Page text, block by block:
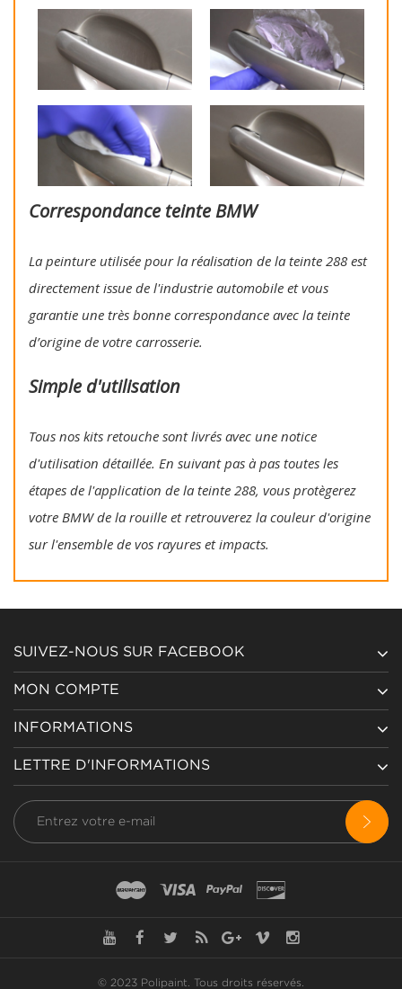
Correspondance teinte BMW
La peinture utilisée pour la réalisation de la teinte 288 est
directement issue de l'industrie automobile et vous
garantie une très bonne correspondance avec la teinte
d’origine de votre carrosserie.
Simple d'utilisation
Tous nos kits retouche sont livrés avec une notice
d'utilisation détaillée. En suivant pas à pas toutes les
étapes de l'application de la teinte 288, vous protègerez
votre BMW de la rouille et retrouverez la couleur d'origine
sur l'ensemble de vos rayures et impacts.
SUIVEZ-NOUS SUR FACEBOOK
MON COMPTE
INFORMATIONS
LETTRE D'INFORMATIONS
© 2023 Polipaint. Tous droits réservés.